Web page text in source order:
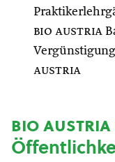
bio austria
austria
bio austria